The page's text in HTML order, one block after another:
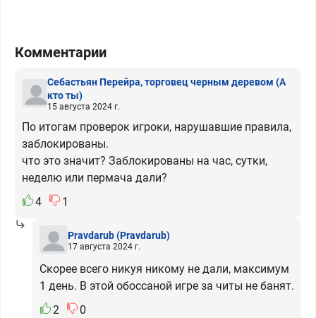
Комментарии
Себастьян Перейра, торговец черным деревом (А
кто ты)
15 августа 2024 г.
По итогам проверок игроки, нарушавшие правила,
заблокированы.
что это значит? Заблокированы на час, сутки,
неделю или пермача дали?
4
1
Pravdarub(Pravdarub)
17 августа 2024 г.
Скорее всего никуя никому не дали, максимум
1 день. В этой обоссаной игре за читы не банят.
2
0